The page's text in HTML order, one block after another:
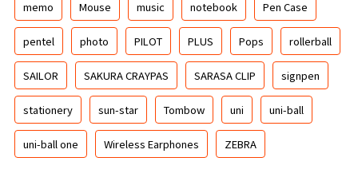
memo Mouse music notebook Pen Case
pentel photo PILOT PLUS Pops rollerball
SAILOR SAKURA CRAYPAS SARASA CLIP signpen
stationery sun-star Tombow uni uni-ball
uni-ball one Wireless Earphones ZEBRA